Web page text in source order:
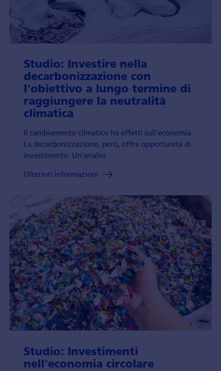
Studio: Investire nella
decarbonizzazione con
l'obiettivo a lungo termine di
raggiungere la neutralità
climatica
Il cambiamento climatico ha effetti sull'economia.
La decarbonizzazione, però, offre opportunità di
investimento. Un'analisi.
Ulteriori informazioni
Studio: Investimenti
nell'economia circolare